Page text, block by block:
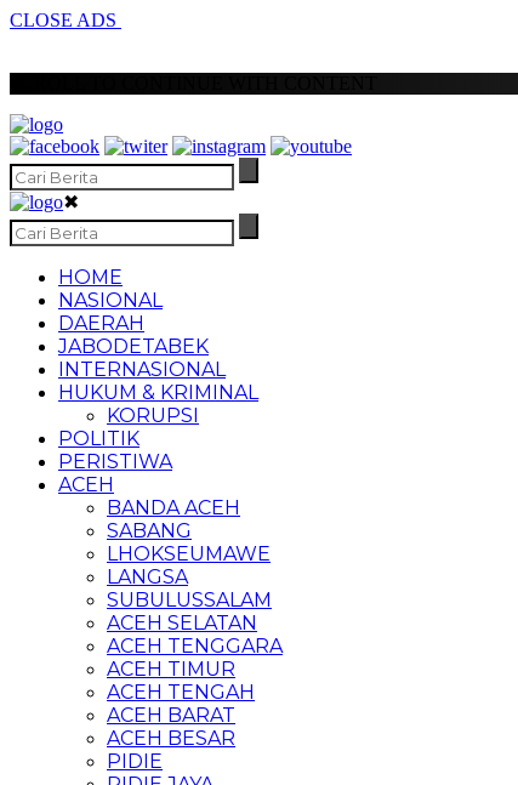
CLOSE ADS
✖
HOME
NASIONAL
DAERAH
JABODETABEK
INTERNASIONAL
HUKUM & KRIMINAL
KORUPSI
POLITIK
PERISTIWA
ACEH
BANDA ACEH
SABANG
LHOKSEUMAWE
LANGSA
SUBULUSSALAM
ACEH SELATAN
ACEH TENGGARA
ACEH TIMUR
ACEH TENGAH
ACEH BARAT
ACEH BESAR
PIDIE